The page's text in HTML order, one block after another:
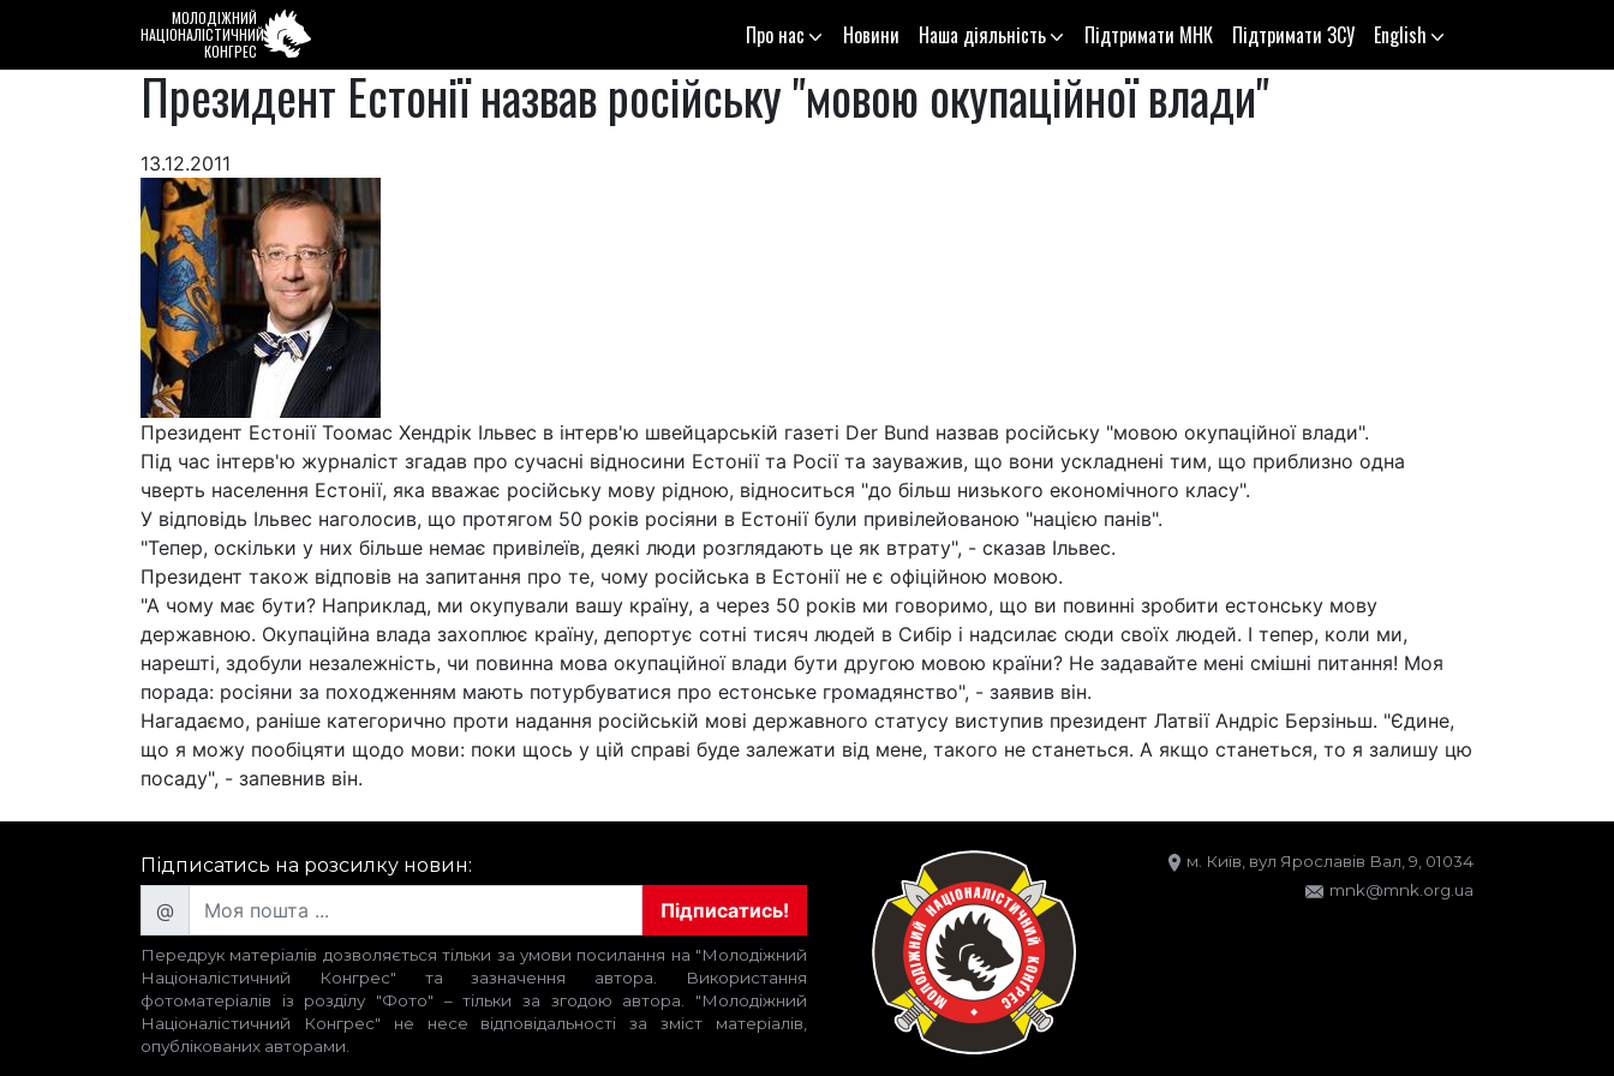
МОЛОДІЖНИЙ
НАЦІОНАЛІСТИЧНИЙ
КОНГРЕС
Про нас Новини Наша діяльність Підтримати МНК Підтримати ЗСУ English
Президент Естонії назвав російську "мовою окупаційної влади"
13.12.2011
Президент Естонії Тоомас Хендрік Ільвес в інтерв'ю швейцарській газеті Der Bund назвав російську "мовою окупаційної влади".
Під час інтерв'ю журналіст згадав про сучасні відносини Естонії та Росії та зауважив, що вони ускладнені тим, що приблизно одна
чверть населення Естонії, яка вважає російську мову рідною, відноситься "до більш низького економічного класу".
У відповідь Ільвес наголосив, що протягом 50 років росіяни в Естонії були привілейованою "нацією панів".
"Тепер, оскільки у них більше немає привілеїв, деякі люди розглядають це як втрату", - сказав Ільвес.
Президент також відповів на запитання про те, чому російська в Естонії не є офіційною мовою.
"А чому має бути? Наприклад, ми окупували вашу країну, а через 50 років ми говоримо, що ви повинні зробити естонську мову
державною. Окупаційна влада захоплює країну, депортує сотні тисяч людей в Сибір і надсилає сюди своїх людей. І тепер, коли ми,
нарешті, здобули незалежність, чи повинна мова окупаційної влади бути другою мовою країни? Не задавайте мені смішні питання! Моя
порада: росіяни за походженням мають потурбуватися про естонське громадянство", - заявив він.
Нагадаємо, раніше категорично проти надання російській мові державного статусу виступив президент Латвії Андріс Берзіньш. "Єдине,
що я можу пообіцяти щодо мови: поки щось у цій справі буде залежати від мене, такого не станеться. А якщо станеться, то я залишу цю
посаду", - запевнив він.
Підписатись на розсилку новин:
@ Підписатись!
Передрук матеріалів дозволяється тільки за умови посилання на "Молодіжний
Націоналістичний Конгрес" та зазначення автора. Використання
фотоматеріалів із розділу "Фото" – тільки за згодою автора. "Молодіжний
Націоналістичний Конгрес" не несе відповідальності за зміст матеріалів,
опублікованих авторами.
м. Київ, вул Ярославів Вал, 9, 01034
mnk@mnk.org.ua